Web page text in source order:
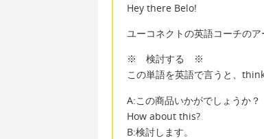
Hey there Belo!
ユーコネクトの英語コーチのア
※ 検討する ※
この単語を英語で言うと、
A:この商品いかがでしょうか？
How about this?
B:検討します。